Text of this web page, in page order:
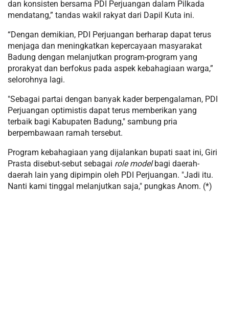
dan konsisten bersama PDI Perjuangan dalam Pilkada
mendatang,” tandas wakil rakyat dari Dapil Kuta ini.
“Dengan demikian, PDI Perjuangan berharap dapat terus
menjaga dan meningkatkan kepercayaan masyarakat
Badung dengan melanjutkan program-program yang
prorakyat dan berfokus pada aspek kebahagiaan warga,”
selorohnya lagi.
"Sebagai partai dengan banyak kader berpengalaman, PDI
Perjuangan optimistis dapat terus memberikan yang
terbaik bagi Kabupaten Badung," sambung pria
berpembawaan ramah tersebut.
Program kebahagiaan yang dijalankan bupati saat ini, Giri
Prasta disebut-sebut sebagai role modelbagi daerah-
daerah lain yang dipimpin oleh PDI Perjuangan. "Jadi itu.
Nanti kami tinggal melanjutkan saja," pungkas Anom. (*)